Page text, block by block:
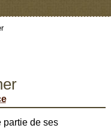
partie de ses